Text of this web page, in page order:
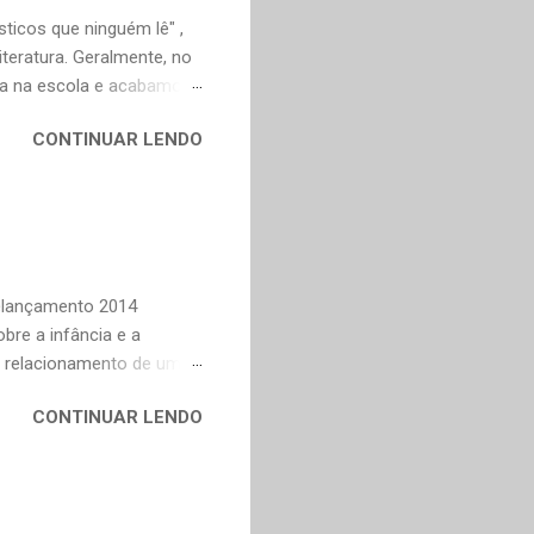
que ninguém lê" ,
Geralmente, no
escola e acabamos
nossa maturidade, pode
autores de fora,
Carlos
Fernando
CONTINUAR LENDO
2014
a infância e a
de um
saudade de uma época
todas as vontades
pedir uma coisa o
CONTINUAR LENDO